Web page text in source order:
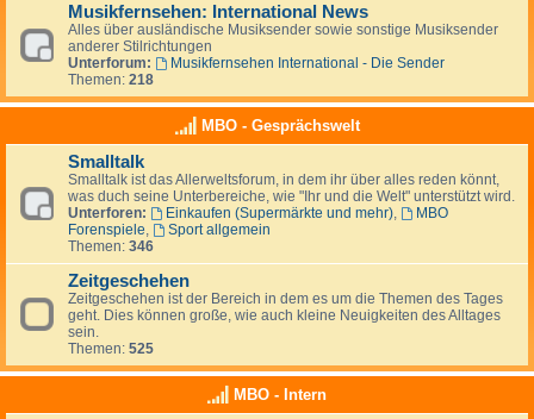
Musikfernsehen: International News
Alles über ausländische Musiksender sowie sonstige Musiksender
anderer Stilrichtungen
Unterforum:
Musikfernsehen International - Die Sender
Themen: 218
MBO - Gesprächswelt
Smalltalk
Smalltalk ist das Allerweltsforum, in dem ihr über alles reden könnt,
was duch seine Unterbereiche, wie "Ihr und die Welt" unterstützt wird.
Unterforen:
Einkaufen (Supermärkte und mehr),
MBO
Forenspiele
Sport allgemein
Themen: 346
Zeitgeschehen
Zeitgeschehen ist der Bereich in dem es um die Themen des Tages
geht. Dies können große, wie auch kleine Neuigkeiten des Alltages
sein.
Themen: 525
MBO - Intern